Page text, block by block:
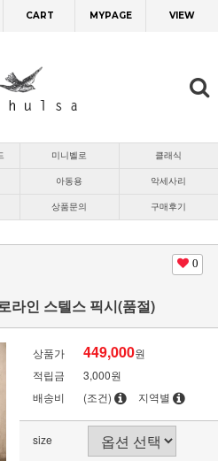
CART MYPAGE VIEW
미니벨로 클래식
아동용 악세사리
상품문의 구매후기
0
인 스텔스 픽시(품절)
상품가 449,000원
적립금
3,000원
배송비
(조건) 지역별
size